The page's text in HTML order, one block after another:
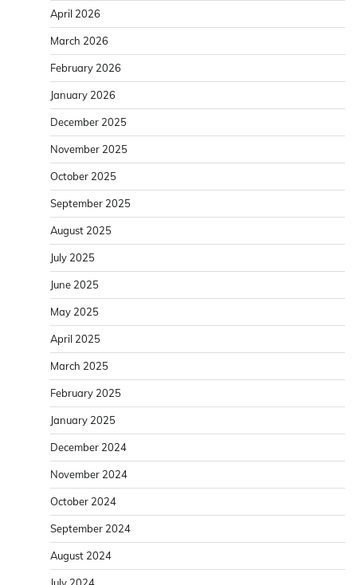
April 2026
March 2026
February 2026
January 2026
December 2025
November 2025
October 2025
September 2025
August 2025
July 2025
June 2025
May 2025
April 2025
March 2025
February 2025
January 2025
December 2024
November 2024
October 2024
September 2024
August 2024